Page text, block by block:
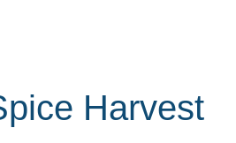
Harvest